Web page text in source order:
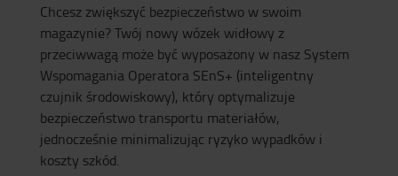
Chcesz zwiększyć bezpieczeństwo w swoim
magazynie? Twój nowy wózek widłowy z
przeciwwagą może być wyposażony w nasz System
Wspomagania Operatora SEnS+ (inteligentny
czujnik środowiskowy), który optymalizuje
bezpieczeństwo transportu materiałów,
jednocześnie minimalizując ryzyko wypadków i
koszty szkód.